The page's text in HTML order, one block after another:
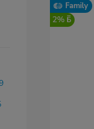
Family
2%